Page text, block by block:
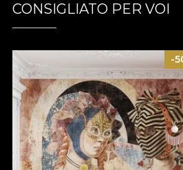
CONSIGLIATO PER VOI
-